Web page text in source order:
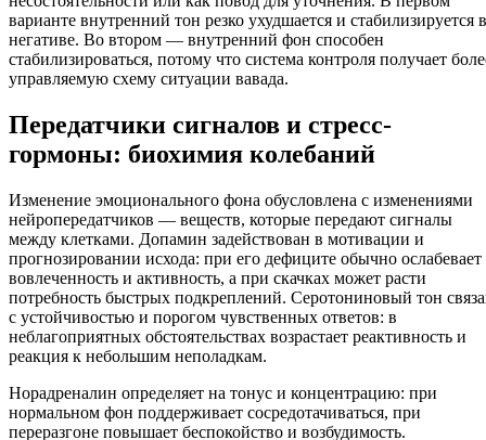
варианте внутренний тон резко ухудшается и стабилизируется в
негативе. Во втором — внутренний фон способен
стабилизироваться, потому что система контроля получает
управляемую схему ситуации вавада.
Передатчики сигналов и стресс-
гормоны: биохимия колебаний
Изменение эмоционального фона обусловлена с изменениями
нейропередатчиков — веществ, которые передают сигналы
между клетками. Допамин задействован в мотивации и
прогнозировании исхода: при его дефиците обычно ослабевает
вовлеченность и активность, а при скачках может расти
потребность быстрых подкреплений. Серотониновый тон
с устойчивостью и порогом чувственных ответов: в
неблагоприятных обстоятельствах возрастает реактивность и
реакция к небольшим неполадкам.
Норадреналин определяет на тонус и концентрацию: при
нормальном фон поддерживает сосредотачиваться, при
переразгоне повышает беспокойство и возбудимость.